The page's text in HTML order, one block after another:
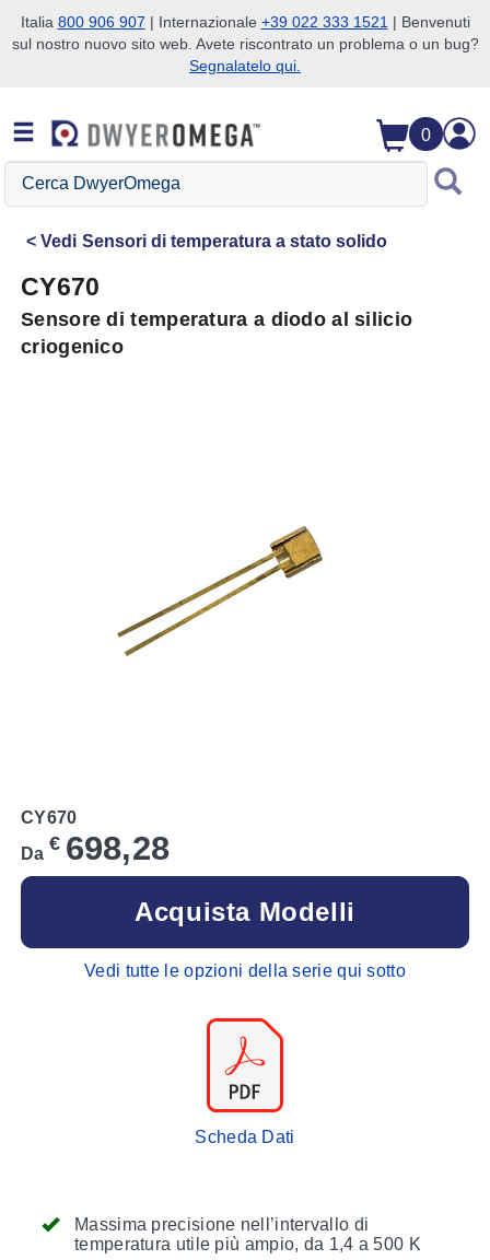
Salta alla ricerca
Salta al contenuto principale
Salta alla navigazione
Italia 800 906 907 | Internazionale +39 022 333 1521 | Benvenuti
sul nostro nuovo sito web. Avete riscontrato un problema o un bug?
Segnalatelo qui.
0
Cerca
DwyerOmega
Vedi Sensori di temperatura a stato solido
CY670
Sensore di temperatura a diodo al silicio
criogenico
Massima precisione nell’intervallo di
temperatura utile più ampio, da 1,4 a 500 K
CY670
Da € 698,28
Acquista Modelli
Vedi tutte le opzioni della serie qui sotto
Scheda Dati